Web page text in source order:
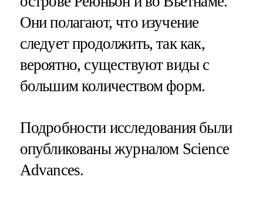
Они полагают, что изучение
следует продолжить, так как,
вероятно, существуют виды с
большим количеством форм.
Подробности исследования были
опубликованы журналом Science
Advances.